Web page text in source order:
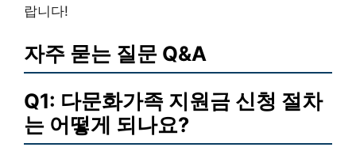
랍니다!
자주 묻는 질문 Q&A
Q1: 다문화가족 지원금 신청 절차
는 어떻게 되나요?